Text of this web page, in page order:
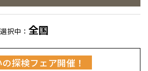
檜
選択中： 全国
探検フェア開催！